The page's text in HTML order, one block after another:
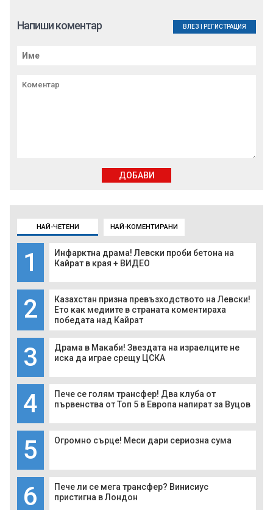
НАЙ-ЧЕТЕНИ НАЙ-КОМЕНТИРАНИ
1
Инфарктна драма! Левски проби бетона на
Кайрат в края + ВИДЕО
2
Казахстан призна превъзходството на Левски!
Ето как медиите в страната коментираха
победата над Кайрат
3
Драма в Макаби! Звездата на израелците не
иска да играе срещу ЦСКА
4
Пече се голям трансфер! Два клуба от
първенства от Топ 5 в Европа напират за Вуцов
5 Огромно сърце! Меси дари сериозна сума
6
Пече ли се мега трансфер? Винисиус
пристигна в Лондон
Напиши коментар ВЛЕЗ РЕГИСТРАЦИЯ
ДОБАВИ